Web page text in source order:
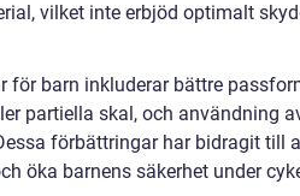
vilket inte erbjöd optimalt
för barn inkluderar bättre
partiella skal, och användning
förbättringar har bidragit till
öka barnens säkerhet under